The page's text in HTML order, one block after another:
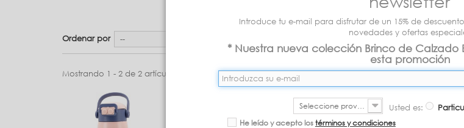
Introduce tu e-mail para disfrutar de un 15% de
novedades y ofertas
* Nuestra nueva colección Brinco de
esta promoción
Usted es:
He leído y acepto los términos y condiciones
Ordenar por --
Mostrando 1 - 2 de 2 artículos